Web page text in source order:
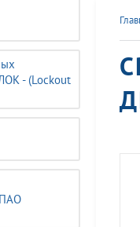
- (Lockout